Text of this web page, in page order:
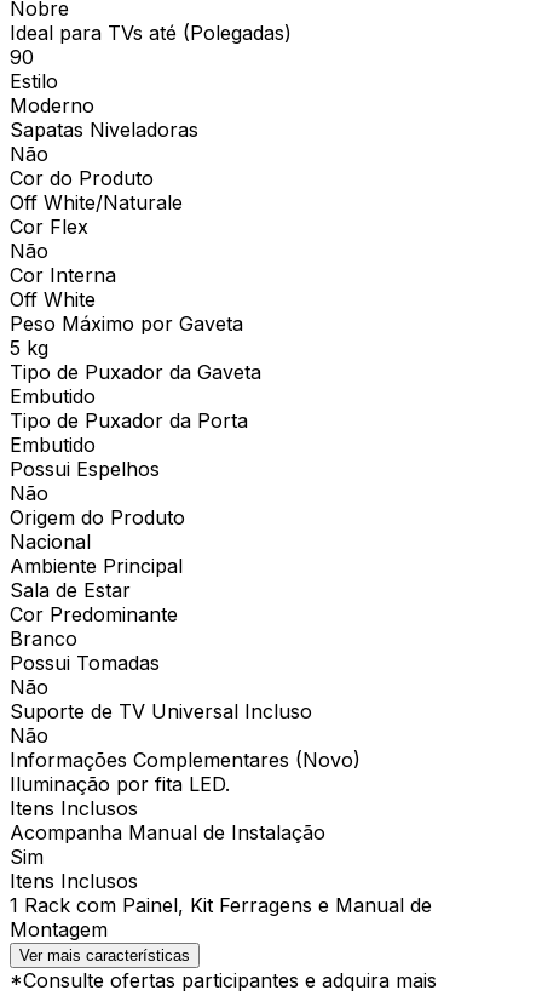
Nobre
Ideal para TVs até (Polegadas)
90
Estilo
Moderno
Sapatas Niveladoras
Não
Cor do Produto
Off White/Naturale
Cor Flex
Não
Cor Interna
Off White
Peso Máximo por Gaveta
5 kg
Tipo de Puxador da Gaveta
Embutido
Tipo de Puxador da Porta
Embutido
Possui Espelhos
Não
Origem do Produto
Nacional
Ambiente Principal
Sala de Estar
Cor Predominante
Branco
Possui Tomadas
Não
Suporte de TV Universal Incluso
Não
Informações Complementares (Novo)
Iluminação por fita LED.
Itens Inclusos
Acompanha Manual de Instalação
Sim
Itens Inclusos
1 Rack com Painel, Kit Ferragens e Manual de
Montagem
Ver mais características
*Consulte ofertas participantes e adquira mais